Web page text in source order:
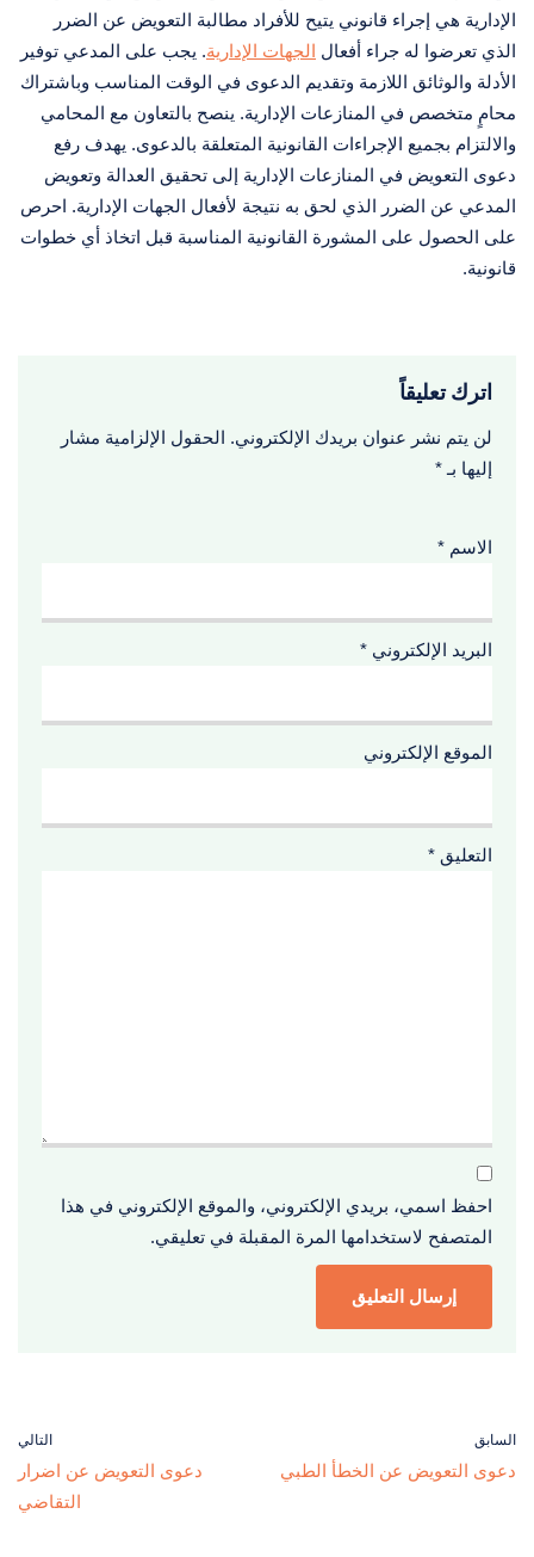
الإدارية هي إجراء قانوني يتيح للأفراد مطالبة التعويض عن الضرر
الذي تعرضوا له جراء أفعال الجهات الإدارية. يجب على المدعي توفير
الأدلة والوثائق اللازمة وتقديم الدعوى في الوقت المناسب وباشتراك
محامٍ متخصص في المنازعات الإدارية. ينصح بالتعاون مع المحامي
والالتزام بجميع الإجراءات القانونية المتعلقة بالدعوى. يهدف رفع
دعوى التعويض في المنازعات الإدارية إلى تحقيق العدالة وتعويض
المدعي عن الضرر الذي لحق به نتيجة لأفعال الجهات الإدارية. احرص
على الحصول على المشورة القانونية المناسبة قبل اتخاذ أي خطوات
قانونية.
اترك تعليقاً
لن يتم نشر عنوان بريدك الإلكتروني. الحقول الإلزامية مشار
إليها بـ *
الاسم *
البريد الإلكتروني *
الموقع الإلكتروني
التعليق *
احفظ اسمي، بريدي الإلكتروني، والموقع الإلكتروني في هذا
المتصفح لاستخدامها المرة المقبلة في تعليقي.
السابق
دعوى التعويض عن الخطأ الطبي
التالي
دعوى التعويض عن اضرار
التقاضي